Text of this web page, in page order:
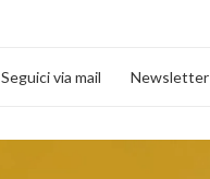
Seguici via mail Newsletter